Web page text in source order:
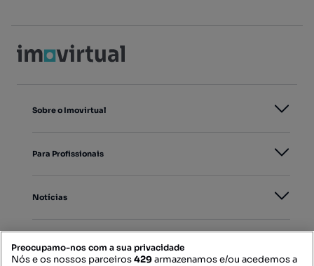
Sobre o Imovirtual
Para Profissionais
Notícias
Preocupamo-nos com a sua privacidade
Nós e os nossos parceiros429armazenamos e/ou acedemos a